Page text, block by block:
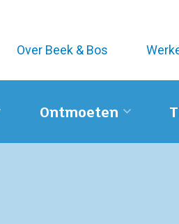
Over Beek & Bos
Ontmoeten